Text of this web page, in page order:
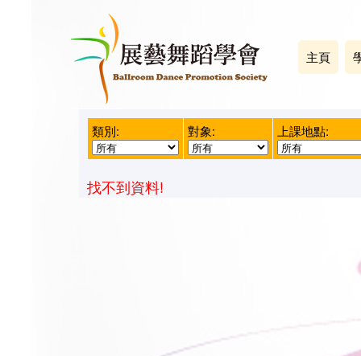
主頁
類別: 對象: 上課地點:
找不到資料!